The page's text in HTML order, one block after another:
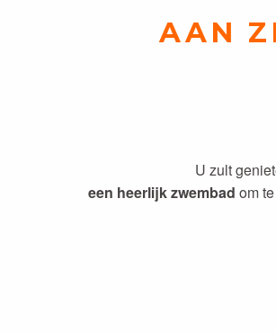
AAN
U zult
een heerlijk zwembad om